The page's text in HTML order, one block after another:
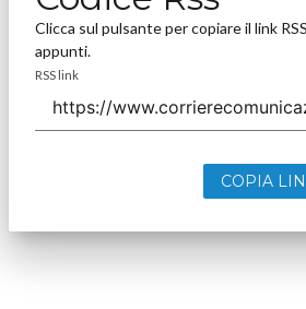
Clicca sul pulsante per copiare il link
appunti.
RSS link
COPIA